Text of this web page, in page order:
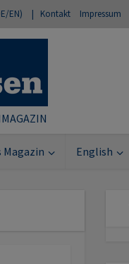
EN) | Kontakt Impressum
Magazin English